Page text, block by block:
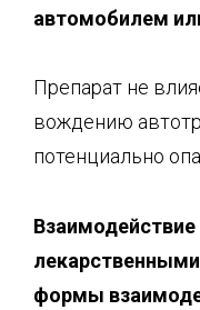
автомобилем
Препарат не
вождению
потенциально
Взаимодействие
формы